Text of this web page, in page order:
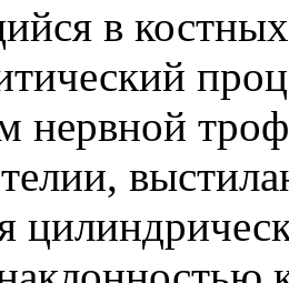
в
нервной